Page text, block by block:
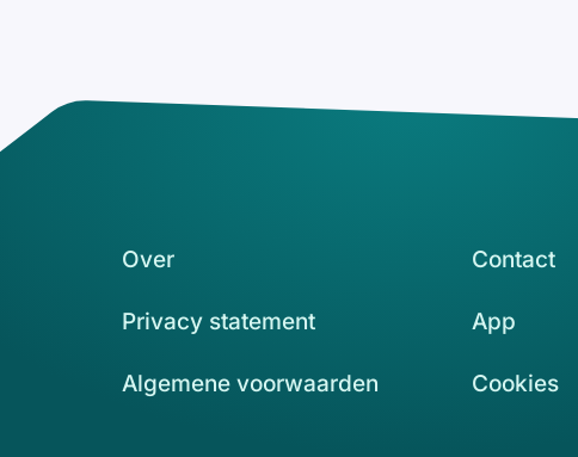
Over Contact
Privacy statement App
Algemene voorwaarden Cookies